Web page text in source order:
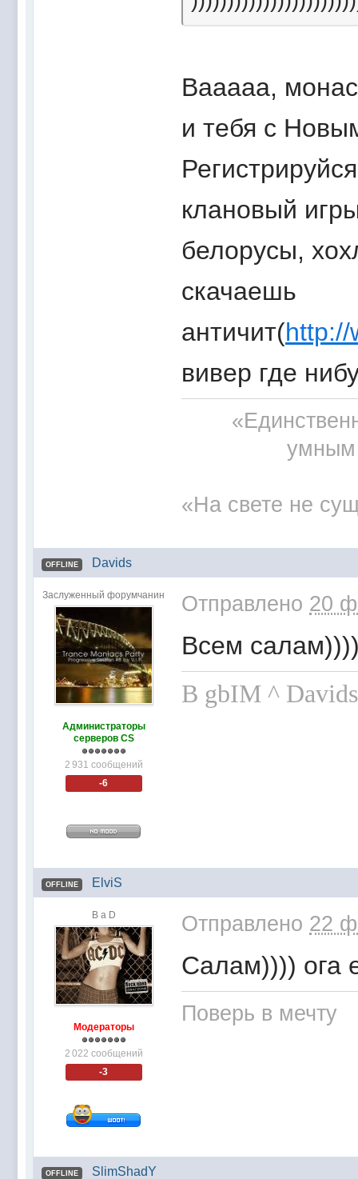
Вааааа,
и тебя с
клановый
белорусы,
скачаешь
античит(http://
вивер где
умным
«На свете не
OFFLINE Davids
Заслуженный форумчанин
Администраторы
серверов CS
2 931 сообщений
-6
Отправлено 20
Всем
B gbIM ^ Davids
OFFLINE ElviS
B a D
Модераторы
2 022 сообщений
-3
Отправлено 22
Салам)))) ога
Поверь в мечту
OFFLINE SlimShadY